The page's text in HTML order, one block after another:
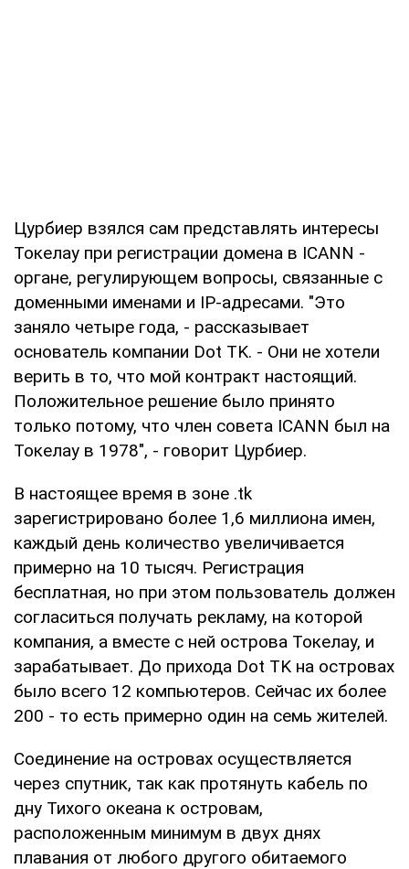
Цурбиер взялся сам представлять интересы
Токелау при регистрации домена в ICANN -
органе, регулирующем вопросы, связанные с
доменными именами и IP-адресами. "Это
заняло четыре года, - рассказывает
основатель компании Dot TK. - Они не хотели
верить в то, что мой контракт настоящий.
Положительное решение было принято
только потому, что член совета ICANN был на
Токелау в 1978", - говорит Цурбиер.
В настоящее время в зоне .tk
зарегистрировано более 1,6 миллиона имен,
каждый день количество увеличивается
примерно на 10 тысяч. Регистрация
бесплатная, но при этом пользователь должен
согласиться получать рекламу, на которой
компания, а вместе с ней острова Токелау, и
зарабатывает. До прихода Dot TK на островах
было всего 12 компьютеров. Сейчас их более
200 - то есть примерно один на семь жителей.
Соединение на островах осуществляется
через спутник, так как протянуть кабель по
дну Тихого океана к островам,
расположенным минимум в двух днях
плавания от любого другого обитаемого